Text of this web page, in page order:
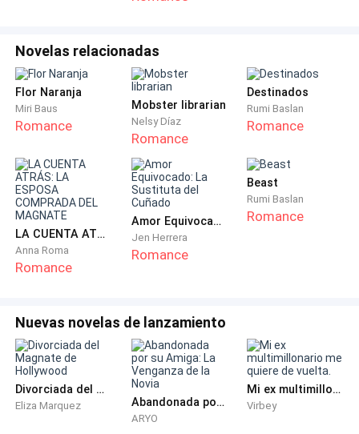
tan suya, que cada beso me quema, obligándome a
cerrar los ojos, mi pecho se contrae por la presión, mi
corazón martillea con tanta fuerza, con este
sentimiento que nubla mi visión por las lágrimas ante
este momento.
—Te amo… —digo, rozando mis labios con los suyos.
Es una liberación total de todo lo que siento.
Él no me responde. Aprieta mis muslos, hundiéndose
con fuerza una última vez mientras se descarga
dentro de mí. Siento cada descarga, es increíble, cada
él, al sentir mi orgasmo.
Él apoya su frente sobre mi pecho. Estamos sudados,
exhaustos. Pienso que ha terminado, pero no espero
que busque más; vuelve a hundirse en mí y los nervios
me invaden porque sé que no me dejará escapar.
Novelas relacionadas
Flor Naranja
Miri Baus
Romance
Mobster librarian
Nelsy Díaz
Romance
Destinados
Rumi Baslan
Romance
LA CUENTA ATRÁS: LA ESPOSA COMPRADA DEL MAGNATE
Anna Roma
Romance
Amor Equivocado: La Sustituta del Cuñado
Jen Herrera
Romance
Beast
Rumi Baslan
Romance
Nuevas novelas de lanzamiento
Divorciada del Magnate de Hollywood
Eliza Marquez Abandonada por su Amiga: La Venganza de la Novia
ARYO
Mi ex multimillonario me quiere de vuelta.
Virbey